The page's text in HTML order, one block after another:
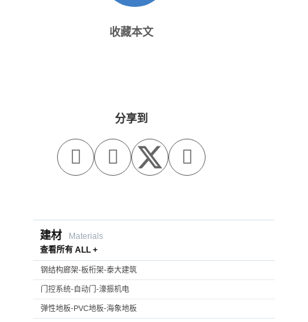
收藏本文
分享到
  
建材
Materials
查看所有 ALL +
钢结构廊架-板桁架-泰大建筑
门控系统-自动门-濠振机电
弹性地板-PVC地板-海象地板